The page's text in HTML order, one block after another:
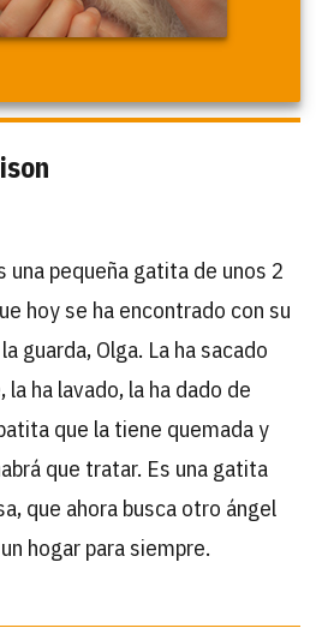
una pequeña gatita de unos 2
hoy se ha encontrado con su
guarda, Olga. La ha sacado
ha lavado, la ha dado de
que la tiene quemada y
que tratar. Es una gatita
que ahora busca otro ángel
hogar para siempre.